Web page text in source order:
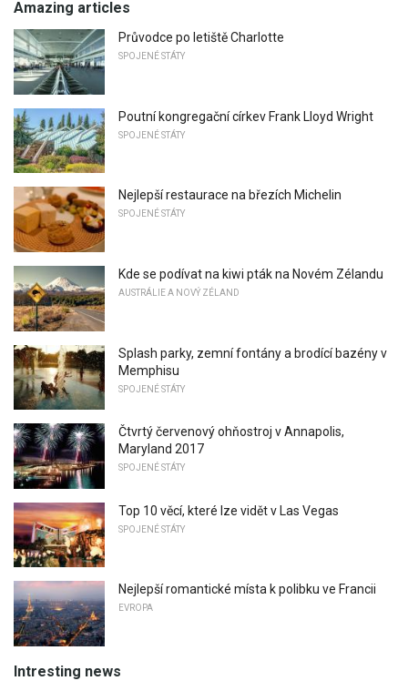
Amazing articles
Průvodce po letiště Charlotte
SPOJENÉ STÁTY
Poutní kongregační církev Frank Lloyd Wright
SPOJENÉ STÁTY
Nejlepší restaurace na březích Michelin
SPOJENÉ STÁTY
Kde se podívat na kiwi pták na Novém Zélandu
AUSTRÁLIE A NOVÝ ZÉLAND
Splash parky, zemní fontány a brodící bazény v
Memphisu
SPOJENÉ STÁTY
Čtvrtý červenový ohňostroj v Annapolis,
Maryland 2017
SPOJENÉ STÁTY
Top 10 věcí, které lze vidět v Las Vegas
SPOJENÉ STÁTY
Nejlepší romantické místa k polibku ve Francii
EVROPA
Intresting news